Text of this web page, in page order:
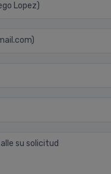
Lopez)
su solicitud